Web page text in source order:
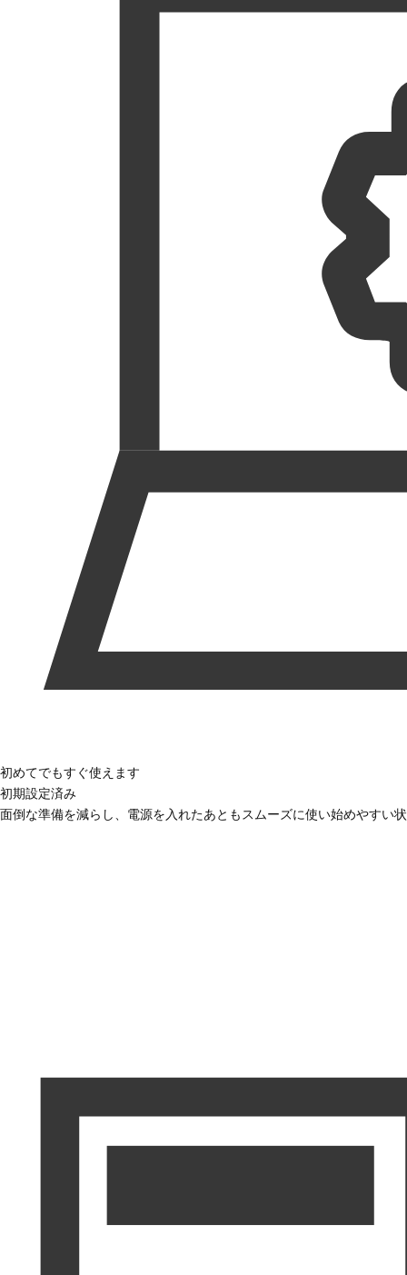
初めてでもすぐ使えます
初期設定済み
面倒な準備を減らし、電源を入れたあともスムーズに使い始めやすい